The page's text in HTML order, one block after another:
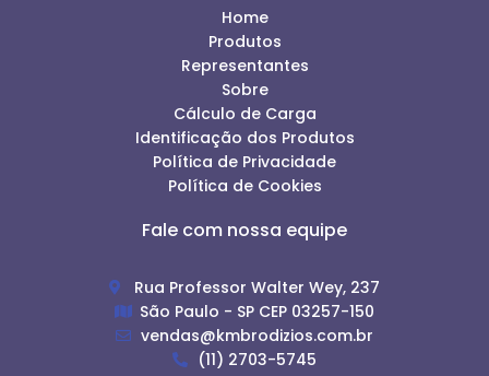
Home
Produtos
Representantes
Sobre
Cálculo de Carga
Identificação dos Produtos
Política de Privacidade
Política de Cookies
Fale com nossa equipe
Rua Professor Walter Wey, 237
São Paulo - SP CEP 03257-150
vendas@kmbrodizios.com.br
(11) 2703-5745